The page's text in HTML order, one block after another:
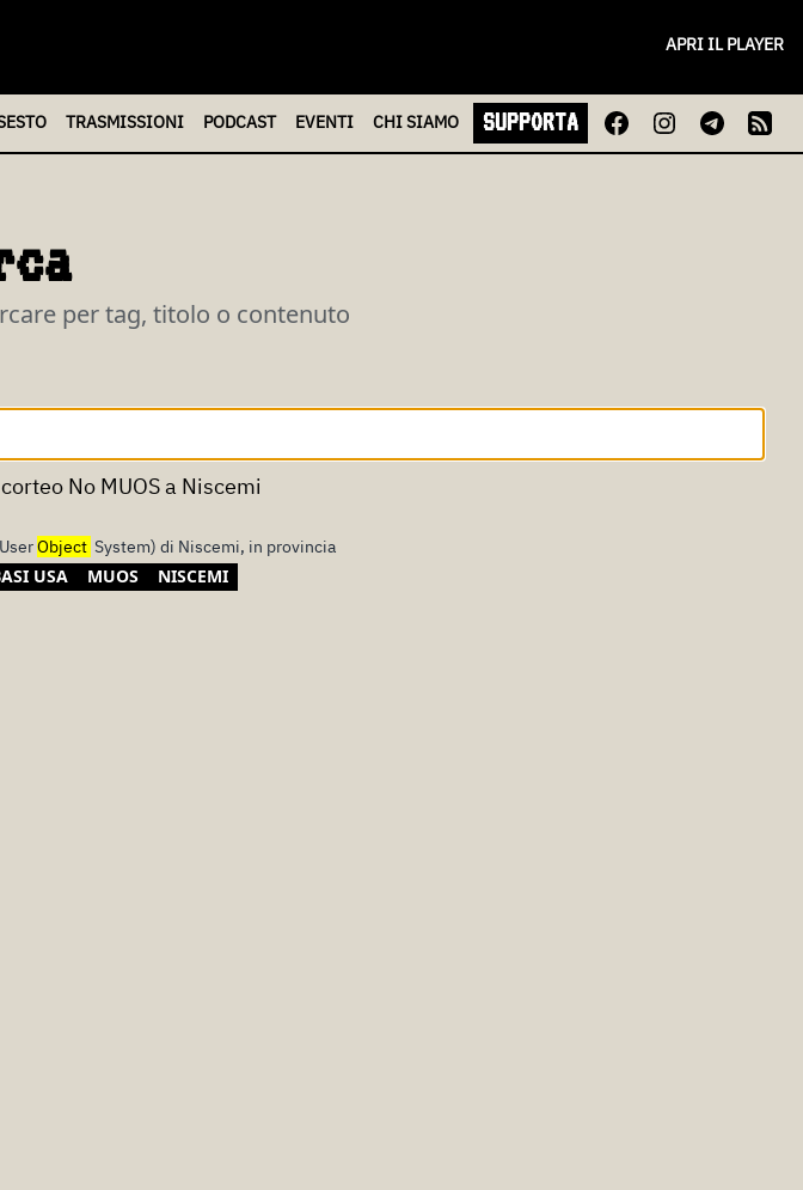
APRI IL PLAYER
TRASMISSIONI PODCAST EVENTI CHISIAMO SUPPORTA
per tag, titolo o contenuto
No MUOS a Niscemi
Object System) di Niscemi, in provincia
USA MUOS NISCEMI